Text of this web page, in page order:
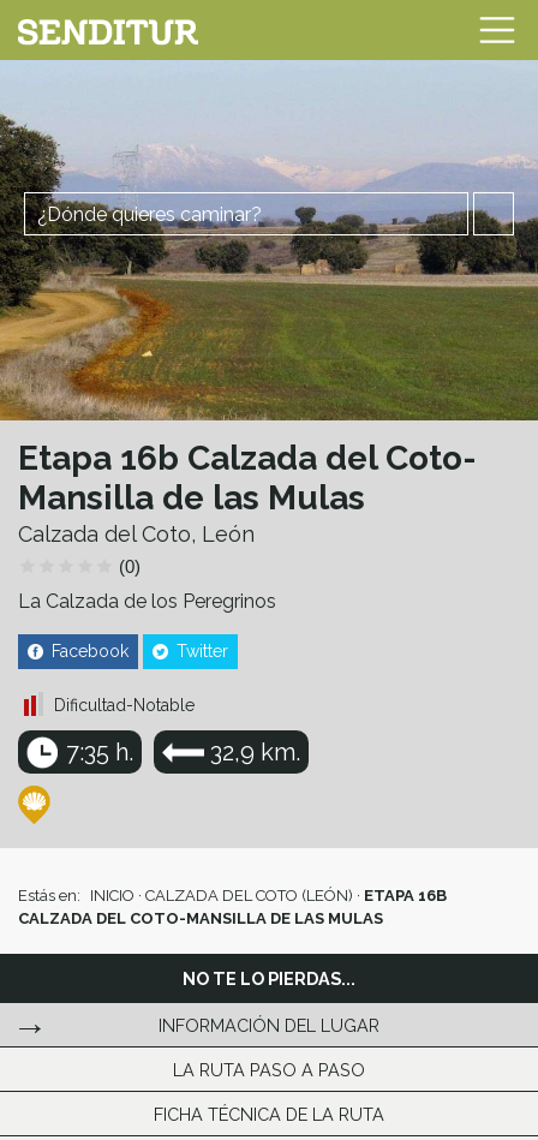
Etapa 16b Calzada del Coto-
Mansilla de las Mulas
Calzada del Coto, León
(0)
La Calzada de los Peregrinos
Facebook Twitter
Dificultad-Notable
7:35 h. 32,9 km.
Estás en: INICIO · CALZADA DEL COTO (LEÓN) · ETAPA 16B
CALZADA DEL COTO-MANSILLA DE LAS MULAS
NO TE LO PIERDAS...
INFORMACIÓN DEL LUGAR
LA RUTA PASO A PASO
FICHA TÉCNICA DE LA RUTA